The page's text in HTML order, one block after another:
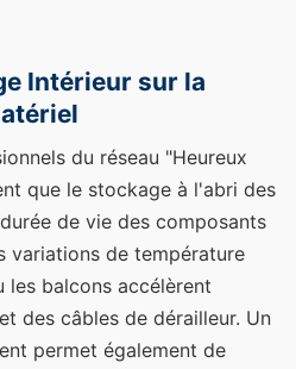
Intérieur sur la
du réseau "Heureux
que le stockage à l'abri des
de vie des composants
variations de température
les balcons accélèrent
des câbles de dérailleur. Un
permet également de